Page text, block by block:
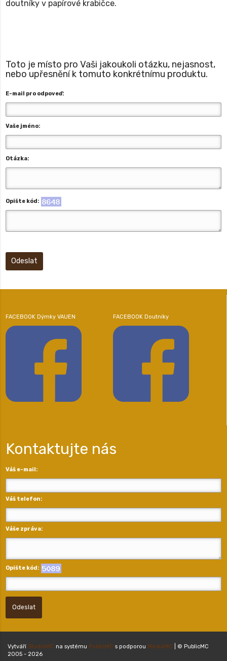
doutníky v papírové krabičce.
Toto je místo pro Vaši jakoukoli otázku, nejasnost,
nebo upřesnění k tomuto konkrétnímu produktu.
E-mail pro odpoveď:
Vaše jméno:
Otázka:
Opište kód:
Odeslat
FACEBOOK Dýmky VAUEN FACEBOOK Doutníky
Kontaktujte nás
Váš e-mail:
Váš telefon:
Váše zpráva:
Opište kód:
Odeslat
Vytváří StudioMC na systému PublicMC s podporou MediaMC | © PublicMC
2005 - 2026